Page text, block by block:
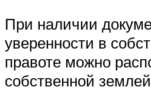
При наличии
уверенности в
правоте можно
собственной землей